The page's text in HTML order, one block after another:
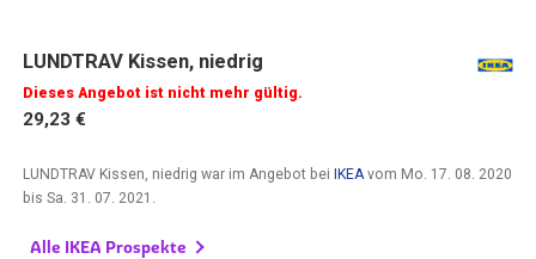
LUNDTRAV Kissen, niedrig
Dieses Angebot ist nicht mehr gültig.
29,23 €
LUNDTRAV Kissen, niedrig war im Angebot beiIKEA vom Mo. 17. 08. 2020
bisSa. 31. 07. 2021
Alle IKEA Prospekte